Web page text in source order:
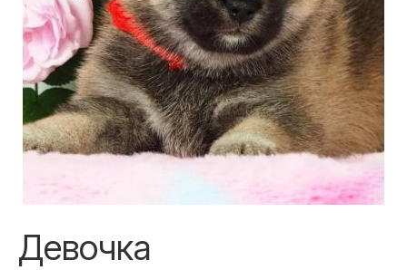
Девочка